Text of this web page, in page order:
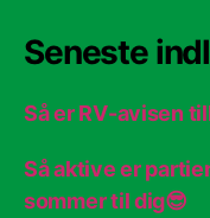
Seneste
Så er RV-avisen
Så aktive er
sommer til dig😎